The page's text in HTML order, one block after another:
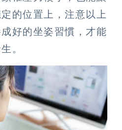
的位置上，注意以上
好的坐姿習慣，才能
。